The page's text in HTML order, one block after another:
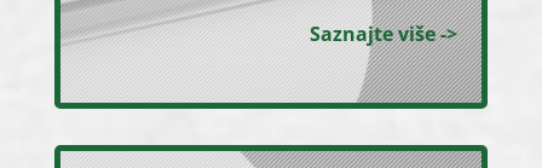
Saznajte više ->